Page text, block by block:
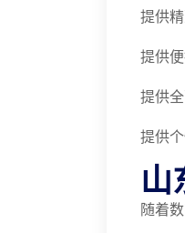
提供
提供
提供
提供
山
随着